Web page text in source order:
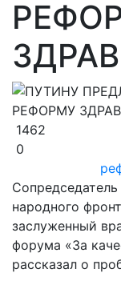
1462
0
народного
заслуженный
форума «За
рассказал о